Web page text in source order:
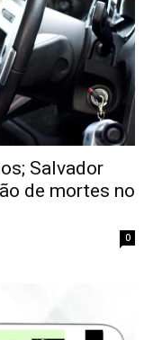
Salvador
de mortes no
0